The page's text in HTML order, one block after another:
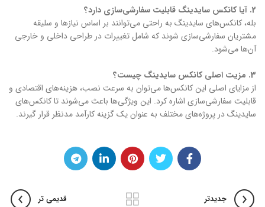
2. آیا کانکس سایدینگ قابلیت سفارشی‌سازی دارد؟
بله، کانکس‌های سایدینگ به راحتی می‌توانند بر اساس نیازها و سلیقه
مشتریان سفارشی‌سازی شوند که شامل تغییرات در طراحی داخلی و خارجی
آن‌ها می‌شود.
3. مزیت اصلی کانکس سایدینگ چیست؟
از مزایای اصلی این کانکس‌ها می‌توان به سرعت نصب، هزینه‌های اقتصادی و
قابلیت سفارشی‌سازی اشاره کرد. این ویژگی‌ها باعث می‌شوند تا کانکس‌های
سایدینگ در پروژه‌های مختلف به عنوان یک گزینه کارآمد مدنظر قرار گیرند.
جدیدتر قدیمی تر